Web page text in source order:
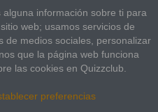
información sobre ti para
web; usamos servicios de
de medios sociales, personalizar
que la página web funciona
las cookies en Quizzclub.
preferencias